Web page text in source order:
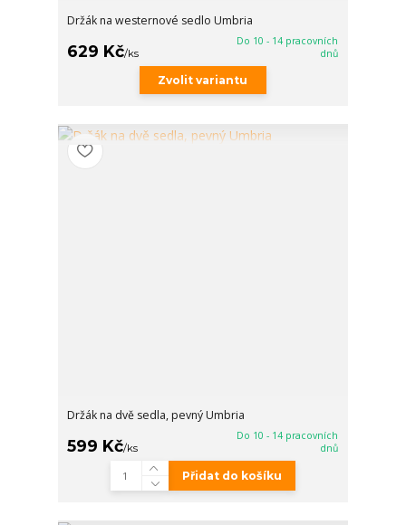
Držák na westernové sedlo Umbria
629 Kč/ks
Do 10 - 14 pracovních
dnů
Zvolit variantu
Držák na dvě sedla, pevný Umbria
599 Kč/ks
Do 10 - 14 pracovních
dnů
Přidat do košíku